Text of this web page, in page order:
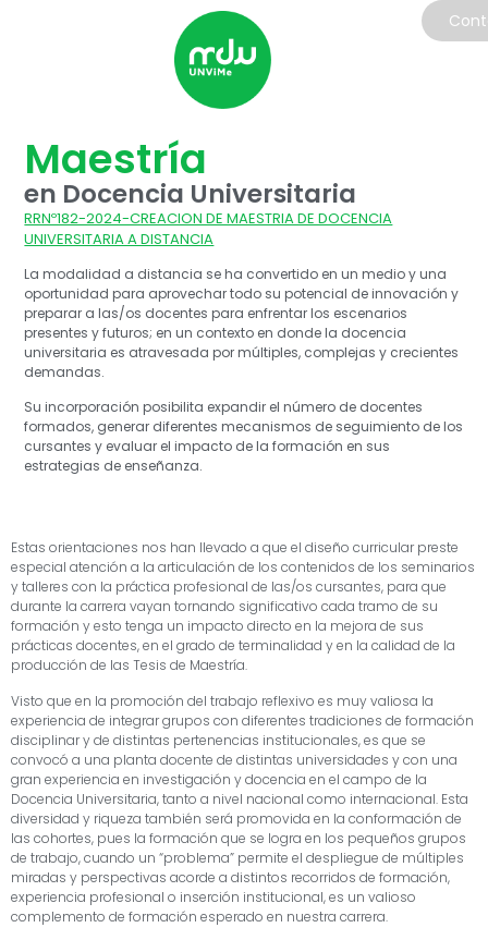
Maestría
en Docencia Universitaria
RRNº182-2024-CREACION DE MAESTRIA DE DOCENCIA
UNIVERSITARIA A DISTANCIA
La modalidad a distancia se ha convertido en un medio y una
oportunidad para aprovechar todo su potencial de innovación y
preparar a las/os docentes para enfrentar los escenarios
presentes y futuros; en un contexto en donde la docencia
universitaria es atravesada por múltiples, complejas y crecientes
demandas.
Su incorporación posibilita expandir el número de docentes
formados, generar diferentes mecanismos de seguimiento de los
cursantes y evaluar el impacto de la formación en sus
estrategias de enseñanza.
Estas orientaciones nos han llevado a que el diseño curricular preste
especial atención a la articulación de los contenidos de los seminarios
y talleres con la práctica profesional de las/os cursantes, para que
durante la carrera vayan tornando significativo cada tramo de su
formación y esto tenga un impacto directo en la mejora de sus
prácticas docentes, en el grado de terminalidad y en la calidad de la
producción de las Tesis de Maestría.
Visto que en la promoción del trabajo reflexivo es muy valiosa la
experiencia de integrar grupos con diferentes tradiciones de formación
disciplinar y de distintas pertenencias institucionales, es que se
convocó a una planta docente de distintas universidades y con una
gran experiencia en investigación y docencia en el campo de la
Docencia Universitaria, tanto a nivel nacional como internacional. Esta
diversidad y riqueza también será promovida en la conformación de
las cohortes, pues la formación que se logra en los pequeños grupos
de trabajo, cuando un “problema” permite el despliegue de múltiples
miradas y perspectivas acorde a distintos recorridos de formación,
experiencia profesional o inserción institucional, es un valioso
complemento de formación esperado en nuestra carrera.